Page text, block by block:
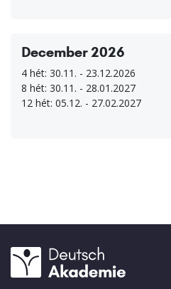
December 2026
4 hét: 30.11. - 23.12.2026
8 hét: 30.11. - 28.01.2027
12 hét: 05.12. - 27.02.2027